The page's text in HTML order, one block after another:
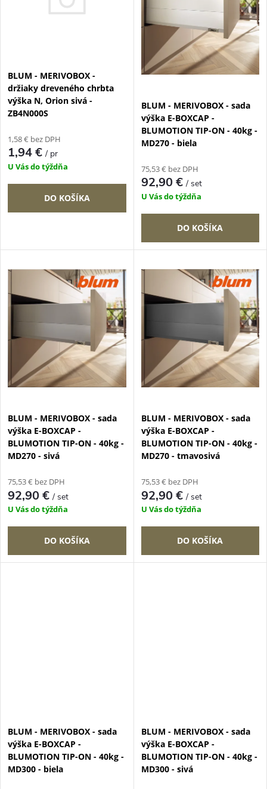
e
p
r
o
d
k
t
o
v
s
p
r
o
d
u
k
t
o
v
BLUM - MERIVOBOX -
držiaky dreveného chrbta
výška N, Orion sivá -
ZB4N000S
1,58 € bez DPH
1,94 €/ pr
U Vás do týždňa
DO KOŠÍKA
BLUM - MERIVOBOX - sada
výška E-BOXCAP -
BLUMOTION TIP-ON - 40kg -
MD270 - biela
75,53 € bez DPH
92,90 €/ set
U Vás do týždňa
DO KOŠÍKA
BLUM - MERIVOBOX - sada
výška E-BOXCAP -
BLUMOTION TIP-ON - 40kg -
MD270 - sivá
75,53 € bez DPH
92,90 €/ set
U Vás do týždňa
DO KOŠÍKA
BLUM - MERIVOBOX - sada
výška E-BOXCAP -
BLUMOTION TIP-ON - 40kg -
MD270 - tmavosivá
75,53 € bez DPH
92,90 €/ set
U Vás do týždňa
DO KOŠÍKA
BLUM - MERIVOBOX - sada
výška E-BOXCAP -
BLUMOTION TIP-ON - 40kg -
MD300 - biela
BLUM - MERIVOBOX - sada
výška E-BOXCAP -
BLUMOTION TIP-ON - 40kg -
MD300 - sivá